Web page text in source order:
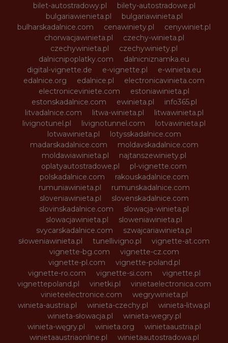
bilet-autostradowy.pl
bilety-autostradowe.pl
bulgariawienieta.pl
bulgariawinieta.pl
bulharskadalnice.com
cenawiniety.pl
cenywiniet.pl
chorwacjawinieta.pl
czechy-winieta.pl
czechywinieta.pl
czechywiniety.pl
dalnicnipoplatky.com
dalnicniznamka.eu
digital-vignette.de
e-vignette.pl
e-winieta.eu
edalnice.org
edalnice.pl
electronicavinieta.com
electroniceviniete.com
estoniawinieta.pl
estonskadalnice.com
ewinieta.pl
info365.pl
litvadalnice.com
litwa-winieta.pl
litwawinieta.pl
livignotunel.pl
livignotunnel.com
lotvawinieta.pl
lotwawinieta.pl
lotysskadalnice.com
madarskadalnice.com
moldavskadalnice.com
moldawiawinieta.pl
najtanszewiniety.pl
oplatyautostradowe.pl
pl-vignette.com
polskadalnice.com
rakouskadalnice.com
rumuniawinieta.pl
rumunskadalnice.com
sloveniawinieta.pl
slovenskadalnice.com
slovinskadalnice.com
slowacja-winieta.pl
slowacjawinieta.pl
sloweniawinieta.pl
svycarskadalnice.com
szwajcariawinieta.pl
słoweniawinieta.pl
tunellivigno.pl
vignette-at.com
vignette-bg.com
vignette-cz.com
vignette-pl.com
vignette-poland.pl
vignette-ro.com
vignette-si.com
vignette.pl
vignettepoland.pl
vinetki.pl
vinietaelectronica.com
vinieteelectronice.com
wegrywinieta.pl
winieta-austria.pl
winieta-czechy.pl
winieta-litwa.pl
winieta-słowacja.pl
winieta-wegry.pl
winieta-węgry.pl
winieta.org
winietaaustria.pl
winietaaustriaonline.pl
winietaautostradowa.pl